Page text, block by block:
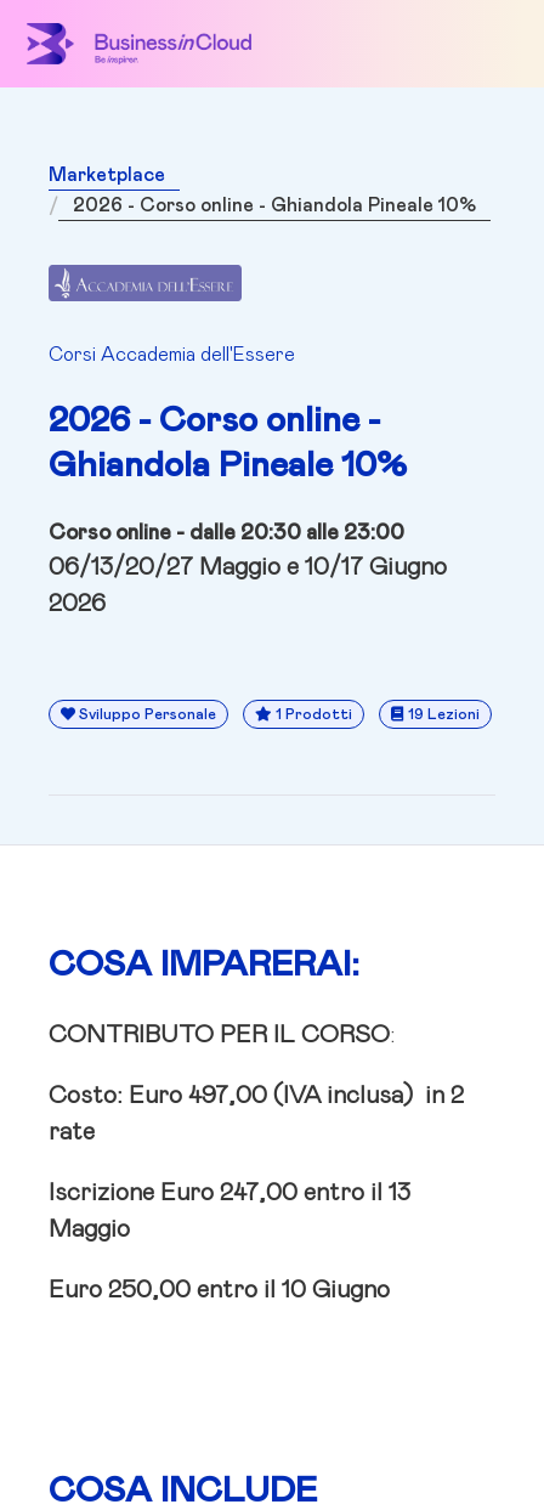
Marketplace
2026 - Corso online - Ghiandola Pineale 10%
Corsi Accademia dell'Essere
2026 - Corso online -
Ghiandola Pineale 10%
Corso online - dalle 20:30 alle 23:00
06/13/20/27 Maggio e 10/17 Giugno
2026
Sviluppo Personale 1 Prodotti 19 Lezioni
COSA IMPARERAI:
CONTRIBUTO PER IL CORSO:
Costo: Euro 497,00 (IVA inclusa) in 2
rate
Iscrizione Euro 247,00 entro il 13
Maggio
Euro 250,00 entro il 10 Giugno
COSA INCLUDE